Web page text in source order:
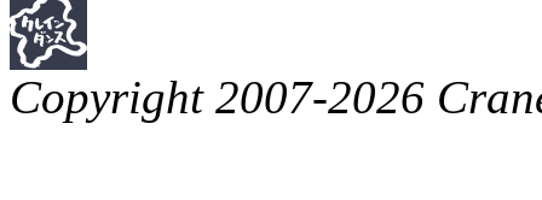
Copyright 2007-2026